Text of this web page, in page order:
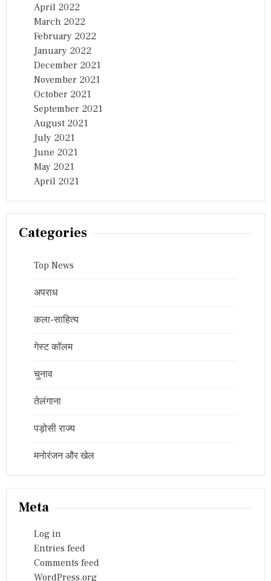
April 2022
March 2022
February 2022
January 2022
December 2021
November 2021
October 2021
September 2021
August 2021
July 2021
June 2021
May 2021
April 2021
Categories
Top News
अपराध
कला-साहित्य
गेस्ट कॉलम
चुनाव
तेलंगाना
पड़ोसी राज्य
मनोरंजन और खेल
Meta
Log in
Entries feed
Comments feed
WordPress.org